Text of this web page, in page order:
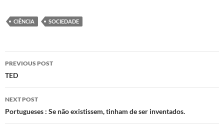
CIÊNCIA SOCIEDADE
Post
navigation
PREVIOUS POST
TED
NEXT POST
Portugueses : Se não existissem, tinham de ser inventados.